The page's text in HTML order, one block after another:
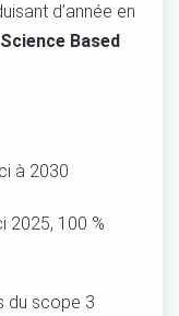
d’année en
Based
à 2030
2025, 100 %
du scope 3